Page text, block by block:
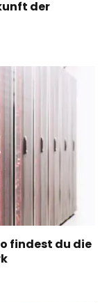
der
findest du die